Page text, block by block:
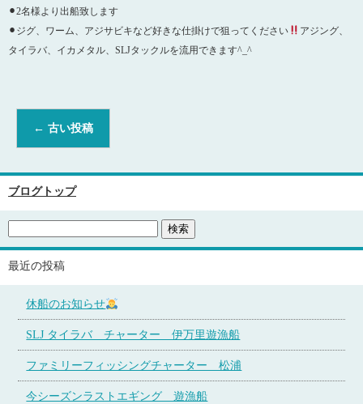
⚫︎2名様より出船致します
⚫︎ジグ、ワーム、アジサビキなど好きな仕掛けで狙ってください
アジング、
タイラバ、イカメタル、SLJタックルを流用できます^_^
← 古い投稿
ブログトップ
最近の投稿
休船のお知らせ
SLJ タイラバ チャーター 伊万里遊漁船
ファミリーフィッシングチャーター 松浦
今シーズンラストエギング 遊漁船